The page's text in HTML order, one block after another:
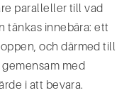
paralleller till vad
tänkas innebära: ett
och därmed till
med
i att bevara.